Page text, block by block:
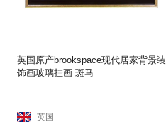
英国原产brookspace现代居家背景装
饰画玻璃挂画 斑马
英国